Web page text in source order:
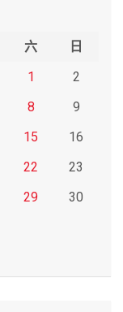
六
日
1
2
8
9
15
16
22
23
29
30